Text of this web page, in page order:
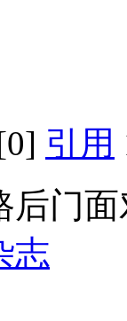
引用
后门
志